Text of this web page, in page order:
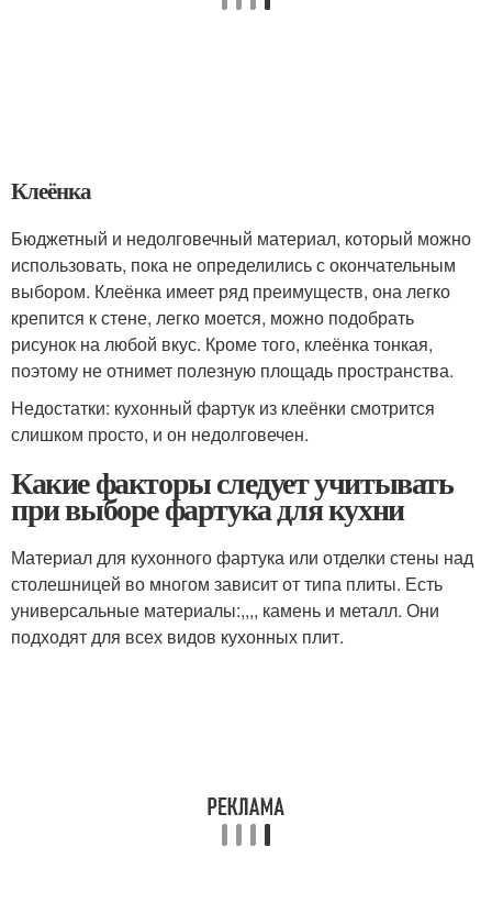
Клеёнка
Бюджетный и недолговечный материал, который можно
использовать, пока не определились с окончательным
выбором. Клеёнка имеет ряд преимуществ, она легко
крепится к стене, легко моется, можно подобрать
рисунок на любой вкус. Кроме того, клеёнка тонкая,
поэтому не отнимет полезную площадь пространства.
Недостатки: кухонный фартук из клеёнки смотрится
слишком просто, и он недолговечен.
Какие факторы следует учитывать
при выборе фартука для кухни
Материал для кухонного фартука или отделки стены над
столешницей во многом зависит от типа плиты. Есть
универсальные материалы:,,,, камень и металл. Они
подходят для всех видов кухонных плит.